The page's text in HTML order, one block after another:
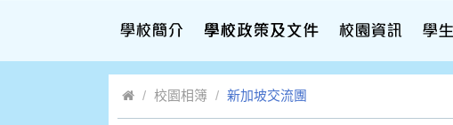
校園相簿 新加坡交流團